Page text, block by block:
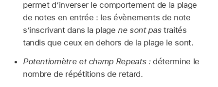
permet d’inverser le comportement de la plage
de notes en entrée : les évènements de note
s’inscrivant dans la plage ne sont pastraités
tandis que ceux en dehors de la plage le sont.
Potentiomètre et champ Repeats :détermine le
nombre de répétitions de retard.